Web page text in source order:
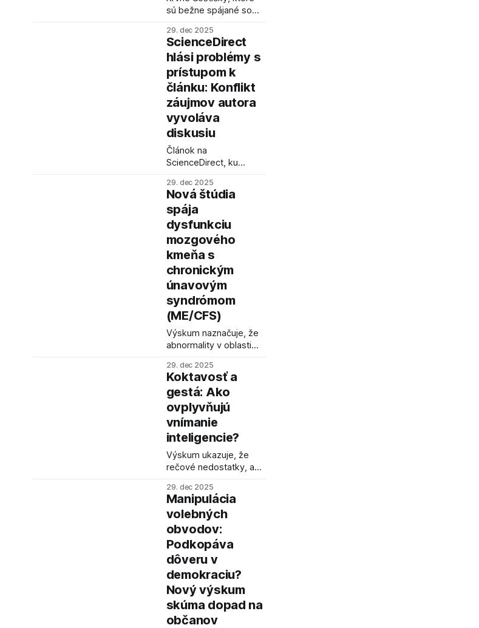
sú bežne spájané so
nevyhnutné pre nábor
neutrofilov počas
zápalových procesov
vyvolaných protilátkami.
Blokovanie interakcií
krvných doštičiek s
neutrofilmi by mohlo
zmierniť autoimunitné
ochorenia.
29. dec 2025
ScienceDirect
hlási problémy s
prístupom k
článku: Konflikt
záujmov autora
vyvoláva
diskusiu
Článok na
ScienceDirect, ku
snažia dostať, vyvoláva
kontroverzie
prepojením autora na
spoločnosti vyvíjajúce
lieky na autizmus.
29. dec 2025
Nová štúdia
spája
dysfunkciu
mozgového
kmeňa s
chronickým
únavovým
syndrómom
(ME/CFS)
Výskum naznačuje, že
abnormality v oblasti
mohli byť spojené s
ME/CFS, no vyžaduje si
ďalšie skúmanie, aby sa
potvrdili tieto zistenia a
preskúmali potenciálne
terapeutické prístupy.
29. dec 2025
Koktavosť a
gestá: Ako
ovplyvňujú
vnímanie
inteligencie?
Výskum ukazuje, že
rečové nedostatky, ako
používanie výplňových
slov, negatívne
ovplyvňujú, ako nás
ostatní vnímajú, a to aj
napriek snahe zakryť
tieto nedostatky
gestami.
29. dec 2025
Manipulácia
volebných
obvodov:
Podkopáva
dôveru v
demokraciu?
Nový výskum
skúma dopad na
občanov